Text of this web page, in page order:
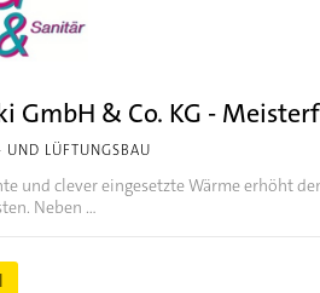
GmbH & Co. KG -
UND LÜFTUNGSBAU
und clever eingesetzte Wärme erhöht
Neben ...